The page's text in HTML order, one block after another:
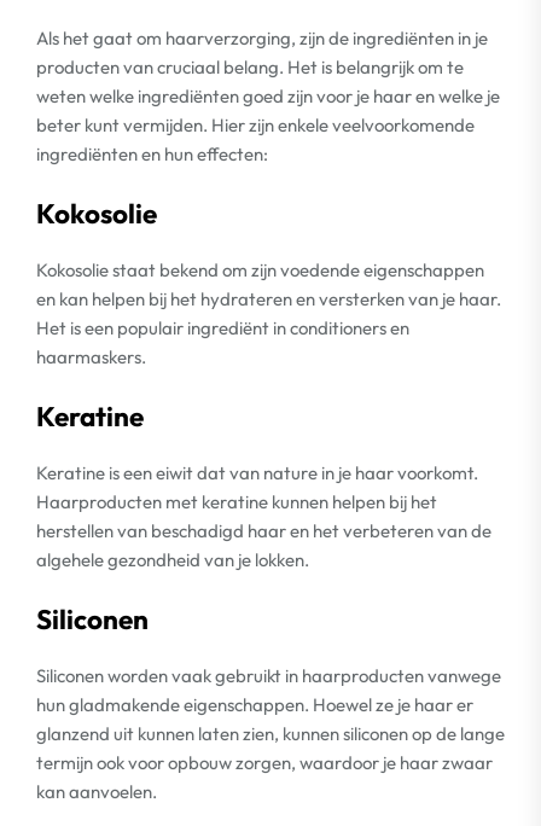
Als het gaat om haarverzorging, zijn de ingrediënten in je
producten van cruciaal belang. Het is belangrijk om te
weten welke ingrediënten goed zijn voor je haar en welke je
beter kunt vermijden. Hier zijn enkele veelvoorkomende
ingrediënten en hun effecten:
Kokosolie
Kokosolie staat bekend om zijn voedende eigenschappen
en kan helpen bij het hydrateren en versterken van je haar.
Het is een populair ingrediënt in conditioners en
haarmaskers.
Keratine
Keratine is een eiwit dat van nature in je haar voorkomt.
Haarproducten met keratine kunnen helpen bij het
herstellen van beschadigd haar en het verbeteren van de
algehele gezondheid van je lokken.
Siliconen
Siliconen worden vaak gebruikt in haarproducten vanwege
hun gladmakende eigenschappen. Hoewel ze je haar er
glanzend uit kunnen laten zien, kunnen siliconen op de lange
termijn ook voor opbouw zorgen, waardoor je haar zwaar
kan aanvoelen.